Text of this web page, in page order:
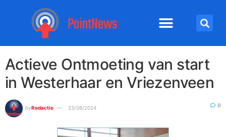
Actieve Ontmoeting van start
in Westerhaar en Vriezenveen
byRedactie 23/08/2024 0